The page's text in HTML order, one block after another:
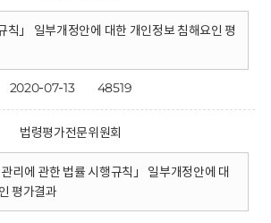
칙」 일부개정안에 대한 개인정보 침해요인 평
2020-07-13 48519
법령평가전문위원회
관리에 관한 법률 시행규칙」 일부개정안에 대
평가결과